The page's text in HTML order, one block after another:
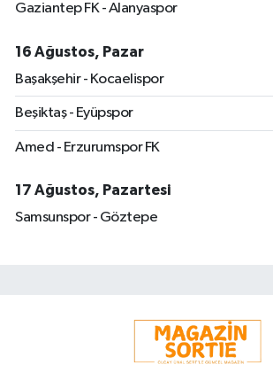
Gaziantep FK - Alanyaspor
16 Ağustos, Pazar
Başakşehir - Kocaelispor
Beşiktaş - Eyüpspor
Amed - Erzurumspor FK
17 Ağustos, Pazartesi
Samsunspor - Göztepe